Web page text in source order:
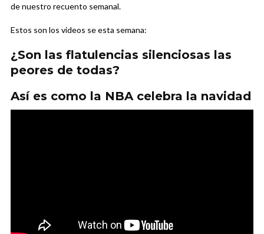
de nuestro recuento semanal.
Estos son los videos se esta semana:
¿Son las flatulencias silenciosas las
peores de todas?
Así es como la NBA celebra la navidad